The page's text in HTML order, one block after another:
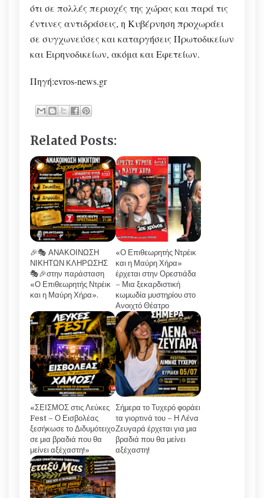
ότι σε πολλές περιοχές της χώρας και παρά τις
έντινες αντιδράσεις, η Κυβέρνηση προχωράει
σε συγχωνεύσες και καταργήσεις Πρωτοδικείων
και Ειρηνοδικείων, ακόμα και Εφετείων.
Πηγή:evros-news.gr
Related Posts:
🎉🎭 ΑΝΑΚΟΙΝΩΣΗ
ΝΙΚΗΤΩΝ ΚΛΗΡΩΣΗΣ
🎭🎉στην παράσταση
«Ο Επιθεωρητής Ντρέικ
και η Μαύρη Χήρα».
«Ο Επιθεωρητής Ντρέικ
και η Μαύρη Χήρα»
έρχεται στην Ορεστιάδα
– Μια ξεκαρδιστική
κωμωδία μυστηρίου στο
Ανοιχτό Θέατρο
«ΣΕΙΣΜΟΣ στις Λεύκες
Fest – Ο Εισβολέας
ξεσήκωσε το Διδυμότειχο
σε μια βραδιά που θα
μείνει αξέχαστη!»
Σήμερα το Τυχερό φοράει
τα γιορτινά του – Η Λένα
Ζευγαρά έρχεται για μια
βραδιά που θα μείνει
αξέχαστη!